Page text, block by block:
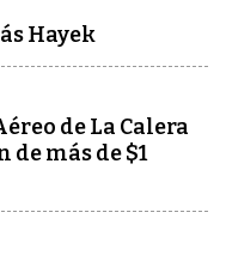
Hayek
de La Calera
más de $1